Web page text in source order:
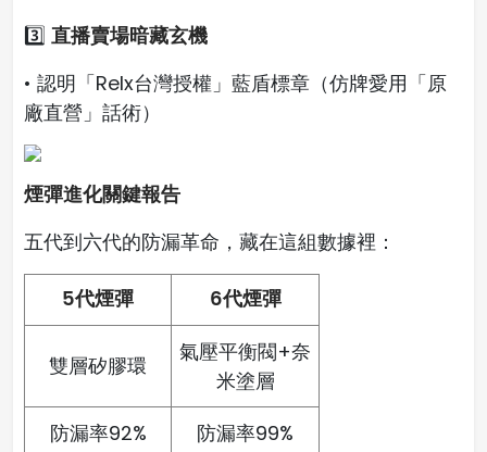
3️⃣ 直播賣場暗藏玄機
• 認明「Relx台灣授權」藍盾標章（仿牌愛用「原
廠直營」話術）
煙彈進化關鍵報告
五代到六代的防漏革命，藏在這組數據裡：
5代煙彈 6代煙彈
雙層矽膠環
氣壓平衡閥+奈
米塗層
防漏率92%
防漏率99%